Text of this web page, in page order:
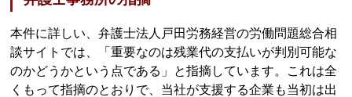
本件に詳しい、弁護士法人戸田労務経営の労働問題総合相
談サイトでは、「重要なのは残業代の支払いが判別可能な
のかどうかという点である」と指摘しています。これは全
くもって指摘のとおりで、当社が支援する企業も当初は出